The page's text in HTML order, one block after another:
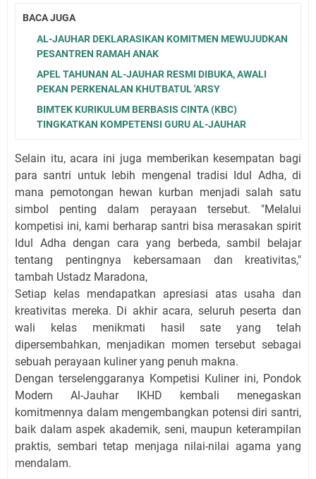
BACA JUGA
AL-JAUHAR DEKLARASIKAN KOMITMEN MEWUJUDKAN
PESANTREN RAMAH ANAK
APEL TAHUNAN AL-JAUHAR RESMI DIBUKA, AWALI
PEKAN PERKENALAN KHUTBATUL 'ARSY
BIMTEK KURIKULUM BERBASIS CINTA (KBC)
TINGKATKAN KOMPETENSI GURU AL-JAUHAR
Selain itu, acara ini juga memberikan kesempatan bagi
para santri untuk lebih mengenal tradisi Idul Adha, di
mana pemotongan hewan kurban menjadi salah satu
simbol penting dalam perayaan tersebut. "Melalui
kompetisi ini, kami berharap santri bisa merasakan spirit
Idul Adha dengan cara yang berbeda, sambil belajar
tentang pentingnya kebersamaan dan kreativitas,"
tambah Ustadz Maradona,
Setiap kelas mendapatkan apresiasi atas usaha dan
kreativitas mereka. Di akhir acara, seluruh peserta dan
wali kelas menikmati hasil sate yang telah
dipersembahkan, menjadikan momen tersebut sebagai
sebuah perayaan kuliner yang penuh makna.
Dengan terselenggaranya Kompetisi Kuliner ini, Pondok
Modern Al-Jauhar IKHD kembali menegaskan
komitmennya dalam mengembangkan potensi diri santri,
baik dalam aspek akademik, seni, maupun keterampilan
praktis, sembari tetap menjaga nilai-nilai agama yang
mendalam.